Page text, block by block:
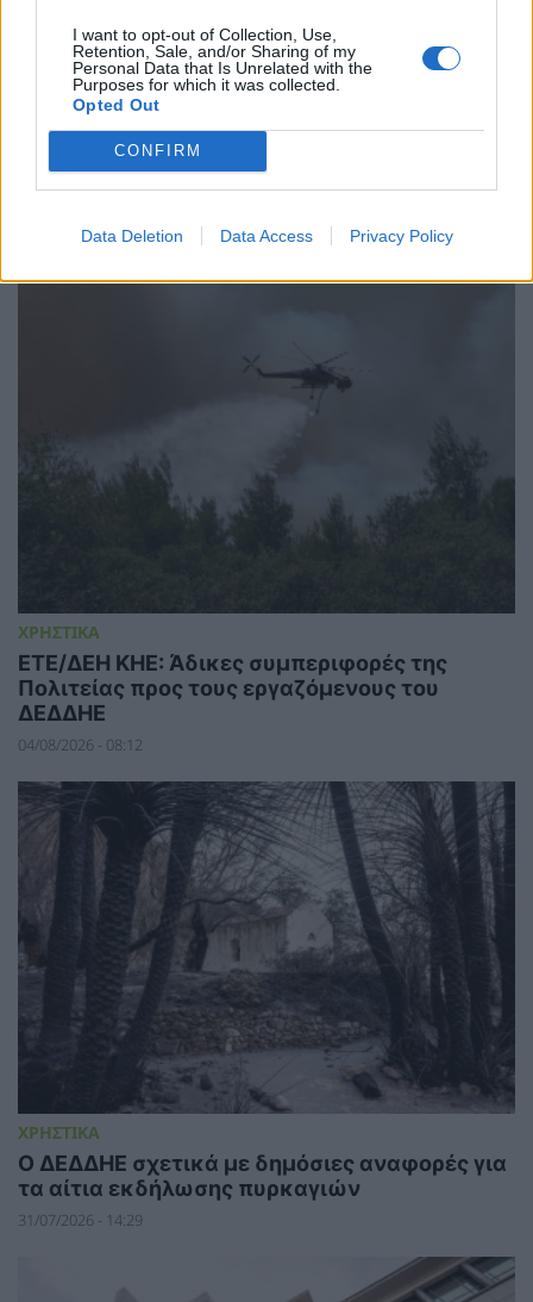
I want to opt-out of Collection, Use,
Retention, Sale, and/or Sharing of my
Personal Data that Is Unrelated with the
Purposes for which it was collected.
Opted Out
CONFIRM
Data Deletion Data Access Privacy Policy
ΣΥΜΒΑΤΙΚΕΣ ΠΗΓΕΣ
Δημόσια διαβούλευση για τις Παραμέτρους
του Ετήσιου Προγραμματισμού ΥΦΑ των
04/08/2026 - 12:44
ΧΡΗΣΤΙΚΑ
ΕΤΕ/ΔΕΗ ΚΗΕ: Άδικες συμπεριφορές της
Πολιτείας προς τους εργαζόμενους του
ΔΕΔΔΗΕ
04/08/2026 - 08:12
ΧΡΗΣΤΙΚΑ
Ο ΔΕΔΔΗΕ σχετικά με δημόσιες αναφορές για
τα αίτια εκδήλωσης πυρκαγιών
31/07/2026 - 14:29